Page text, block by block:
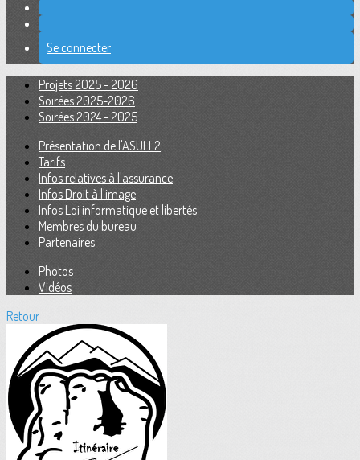
Se connecter
Projets 2025 - 2026
Soirées 2025-2026
Soirées 2024 - 2025
Présentation de l'ASULL2
Tarifs
Infos relatives à l'assurance
Infos Droit à l'image
Infos Loi informatique et libertés
Membres du bureau
Partenaires
Photos
Vidéos
Retour